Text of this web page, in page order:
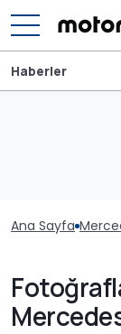
Haberler
Ana Sayfa